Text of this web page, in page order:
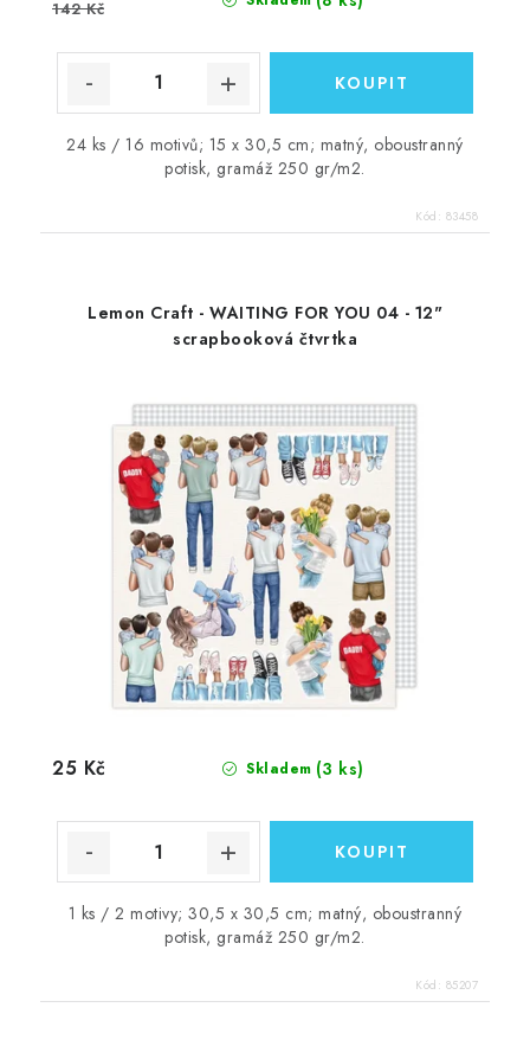
142 Kč
24 ks / 16 motivů; 15 x 30,5 cm; matný, oboustranný
potisk, gramáž 250 gr/m2.
Kód: 83458
Lemon Craft - WAITING FOR YOU 04 - 12"
scrapbooková čtvrtka
Skladem (3 ks)
25 Kč
1 ks / 2 motivy; 30,5 x 30,5 cm; matný, oboustranný
potisk, gramáž 250 gr/m2.
Kód: 85207